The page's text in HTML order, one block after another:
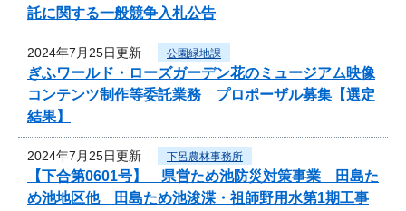
託に関する一般競争入札公告
2024年7月25日更新 公園緑地課
ぎふワールド・ローズガーデン花のミュージアム映像
コンテンツ制作等委託業務 プロポーザル募集【選定
結果】
2024年7月25日更新 下呂農林事務所
【下合第0601号】 県営ため池防災対策事業 田島た
め池地区他 田島ため池浚渫・祖師野用水第1期工事